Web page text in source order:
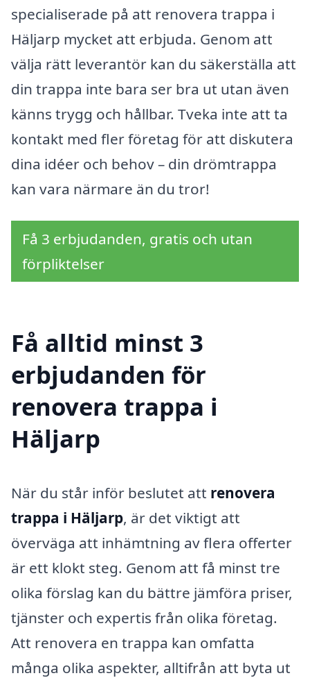
specialiserade på att renovera trappa i
Häljarp mycket att erbjuda. Genom att
välja rätt leverantör kan du säkerställa att
din trappa inte bara ser bra ut utan även
känns trygg och hållbar. Tveka inte att ta
kontakt med fler företag för att diskutera
dina idéer och behov – din drömtrappa
kan vara närmare än du tror!
Få 3 erbjudanden, gratis och utan
förpliktelser
Få alltid minst 3
erbjudanden för
renovera trappa i
Häljarp
När du står inför beslutet att renovera
trappa i Häljarp, är det viktigt att
överväga att inhämtning av flera offerter
är ett klokt steg. Genom att få minst tre
olika förslag kan du bättre jämföra priser,
tjänster och expertis från olika företag.
Att renovera en trappa kan omfatta
många olika aspekter, alltifrån att byta ut